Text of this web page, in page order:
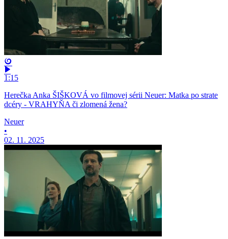
1:15
Herečka Anka ŠIŠKOVÁ vo filmovej sérii Neuer: Matka po strate
dcéry - VRAHYŇA či zlomená žena?
Neuer
•
02. 11. 2025